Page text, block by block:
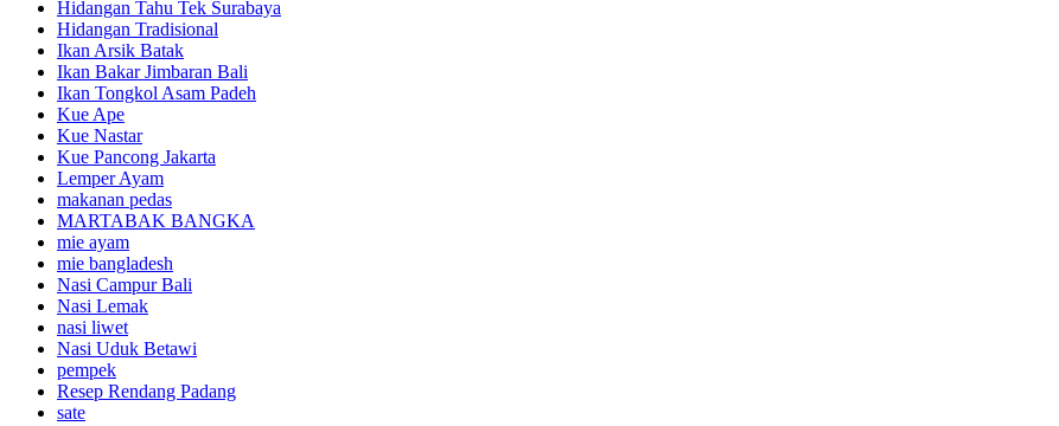
Hidangan Tahu Tek Surabaya
Hidangan Tradisional
Ikan Arsik Batak
Ikan Bakar Jimbaran Bali
Ikan Tongkol Asam Padeh
Kue Ape
Kue Nastar
Kue Pancong Jakarta
Lemper Ayam
makanan pedas
MARTABAK BANGKA
mie ayam
mie bangladesh
Nasi Campur Bali
Nasi Lemak
nasi liwet
Nasi Uduk Betawi
pempek
Resep Rendang Padang
sate